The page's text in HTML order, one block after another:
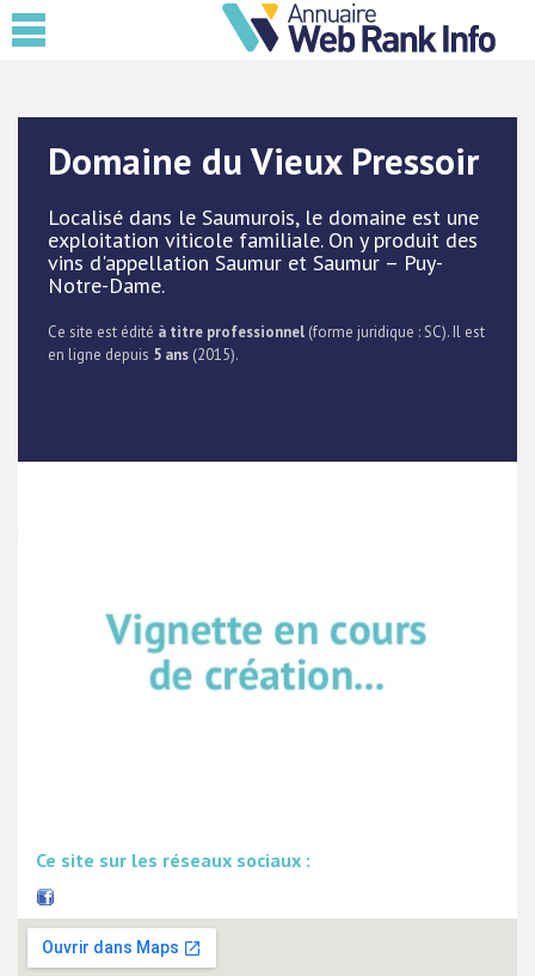
Domaine du Vieux Pressoir
Localisé dans le Saumurois, le domaine est une
exploitation viticole familiale. On y produit des
vins d'appellation Saumur et Saumur – Puy-
Notre-Dame.
Ce site est édité à titre professionnel (forme juridique : SC). Il est
en ligne depuis 5 ans (2015).
Ce site sur les réseaux sociaux :